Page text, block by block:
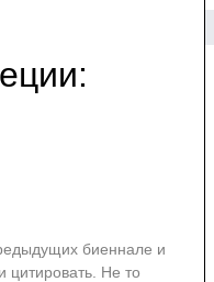
биеннале и
цитировать. Не то